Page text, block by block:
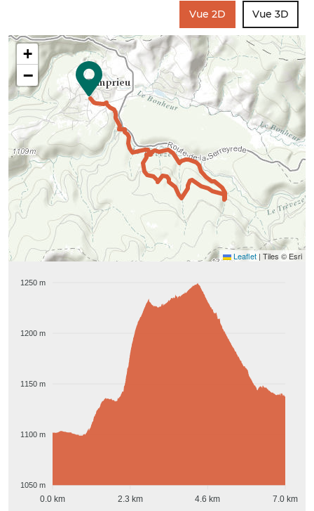
Vue 2D Vue 3D
+
−
Leaflet | Tiles © Esri
1250 m
1200 m
1150 m
1100 m
1050 m
0.0 km 2.3 km 4.6 km 7.0 km